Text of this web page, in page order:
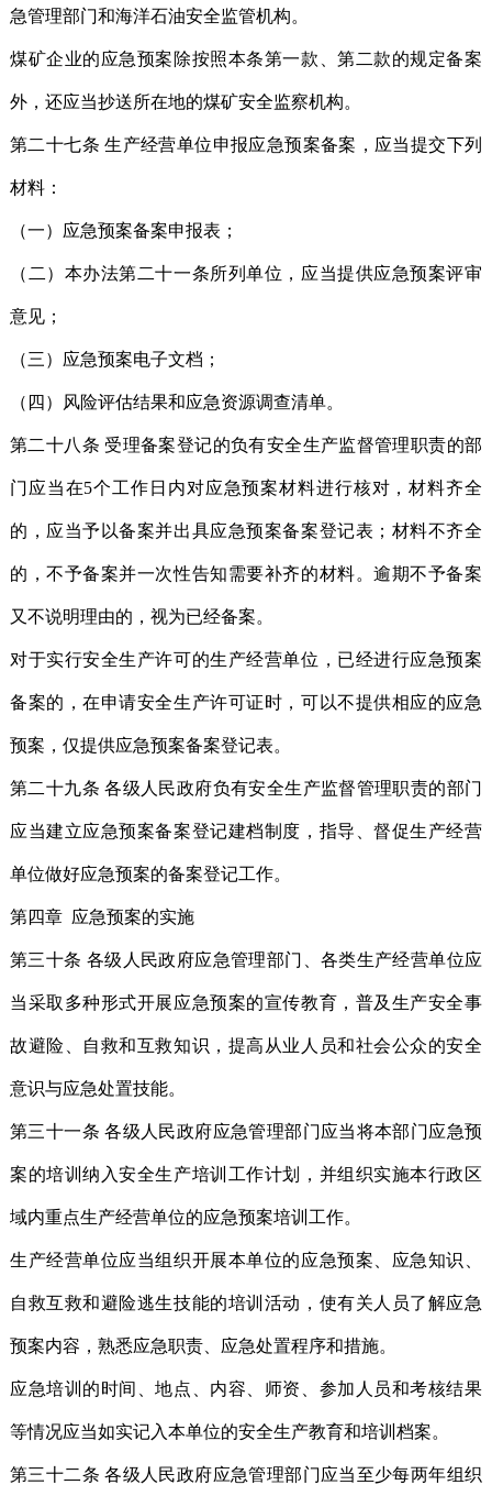
急管理部门和海洋石油安全监管机构。
煤矿企业的应急预案除按照本条第一款、第二款的规定备案
外，还应当抄送所在地的煤矿安全监察机构。
第二十七条 生产经营单位申报应急预案备案，应当提交下列
材料：
（一）应急预案备案申报表；
（二）本办法第二十一条所列单位，应当提供应急预案评审
意见；
（三）应急预案电子文档；
（四）风险评估结果和应急资源调查清单。
第二十八条 受理备案登记的负有安全生产监督管理职责的部
门应当在5个工作日内对应急预案材料进行核对，材料齐全
的，应当予以备案并出具应急预案备案登记表；材料不齐全
的，不予备案并一次性告知需要补齐的材料。逾期不予备案
又不说明理由的，视为已经备案。
对于实行安全生产许可的生产经营单位，已经进行应急预案
备案的，在申请安全生产许可证时，可以不提供相应的应急
预案，仅提供应急预案备案登记表。
第二十九条 各级人民政府负有安全生产监督管理职责的部门
应当建立应急预案备案登记建档制度，指导、督促生产经营
单位做好应急预案的备案登记工作。
第四章 应急预案的实施
第三十条 各级人民政府应急管理部门、各类生产经营单位应
当采取多种形式开展应急预案的宣传教育，普及生产安全事
故避险、自救和互救知识，提高从业人员和社会公众的安全
意识与应急处置技能。
第三十一条 各级人民政府应急管理部门应当将本部门应急预
案的培训纳入安全生产培训工作计划，并组织实施本行政区
域内重点生产经营单位的应急预案培训工作。
生产经营单位应当组织开展本单位的应急预案、应急知识、
自救互救和避险逃生技能的培训活动，使有关人员了解应急
预案内容，熟悉应急职责、应急处置程序和措施。
应急培训的时间、地点、内容、师资、参加人员和考核结果
等情况应当如实记入本单位的安全生产教育和培训档案。
第三十二条 各级人民政府应急管理部门应当至少每两年组织